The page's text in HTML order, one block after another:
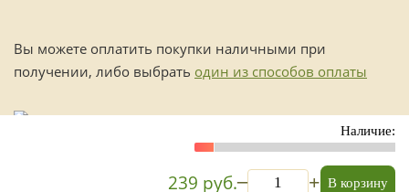
Наличие:
239 руб. + В корзину
Вы можете оплатить покупки наличными при
получении, либо выбрать один из способов оплаты